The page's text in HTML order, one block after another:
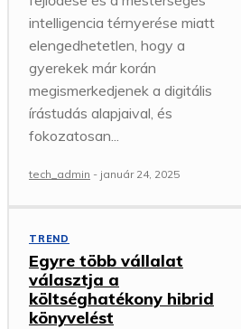
intelligencia térnyerése miatt
elengedhetetlen, hogy a
gyerekek már korán
megismerkedjenek a digitális
írástudás alapjaival, és
fokozatosan...
tech_admin - január 24, 2025
TREND
Egyre több vállalat
választja a
költséghatékony hibrid
könyvelést